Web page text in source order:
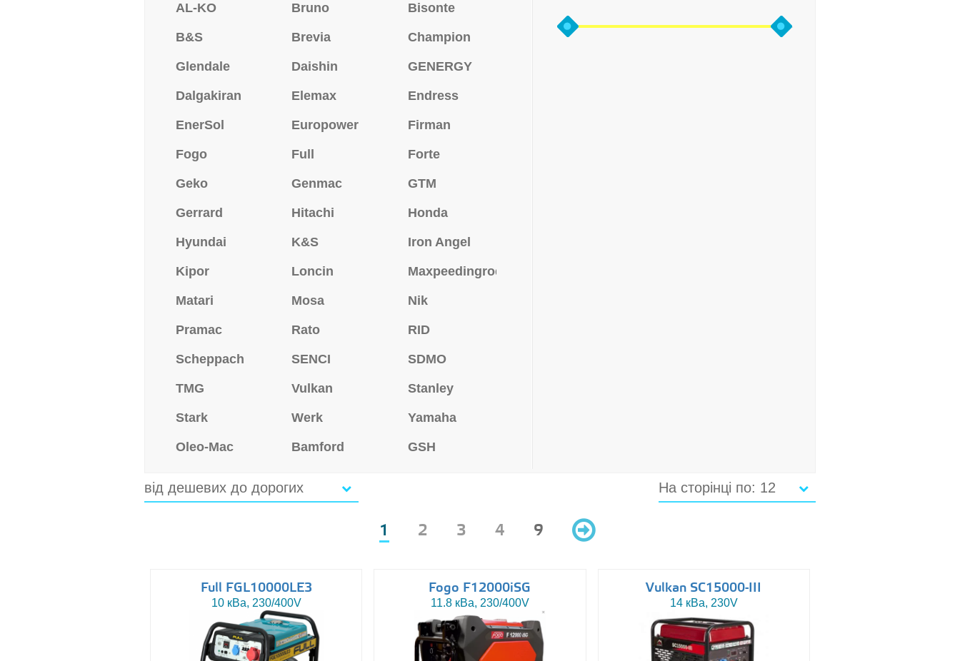
AL-KO Bruno Bisonte
B&S Brevia Champion
Glendale Daishin GENERGY
Dalgakiran Elemax Endress
EnerSol Europower Firman
Fogo Full Forte
Geko Genmac GTM
Gerrard Hitachi Honda
Hyundai K&S Iron Angel
Kipor Loncin Maxpeedingrods
Matari Mosa Nik
Pramac Rato RID
Scheppach SENCI SDMO
TMG Vulkan Stanley
Stark Werk Yamaha
Oleo-Mac Bamford GSH
від дешевих до дорогих На сторінці по: 12
1 2 3 4 9
Full FGL10000LE3
10 кВа, 230/400V
Fogo F12000iSG
11.8 кВа, 230/400V
Vulkan SC15000-III
14 кВа, 230V